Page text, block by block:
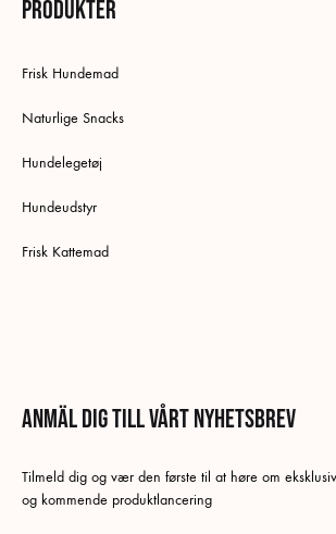
Produkter
Frisk Hundemad
Naturlige Snacks
Hundelegetøj
Hundeudstyr
Frisk Kattemad
Anmäl dig till vårt nyhetsbrev
Tilmeld dig og vær den første til at høre om
og kommende produktlancering
Svenska
Danska